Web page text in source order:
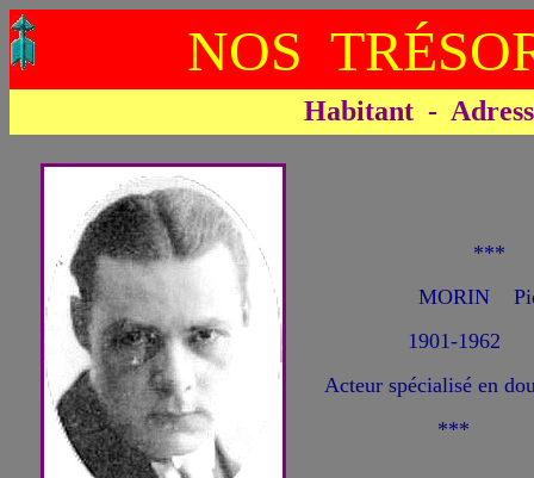
NOS
Habitant -
***
MORIN
1901-1962
Acteur spécialisé en
***